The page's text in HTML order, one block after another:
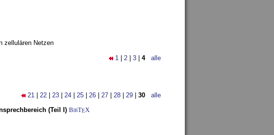
zellulären Netzen
1 2 3 4 alle
21 22 23 24 25 26 27 28 29 30 alle
(Teil I) BibTEX